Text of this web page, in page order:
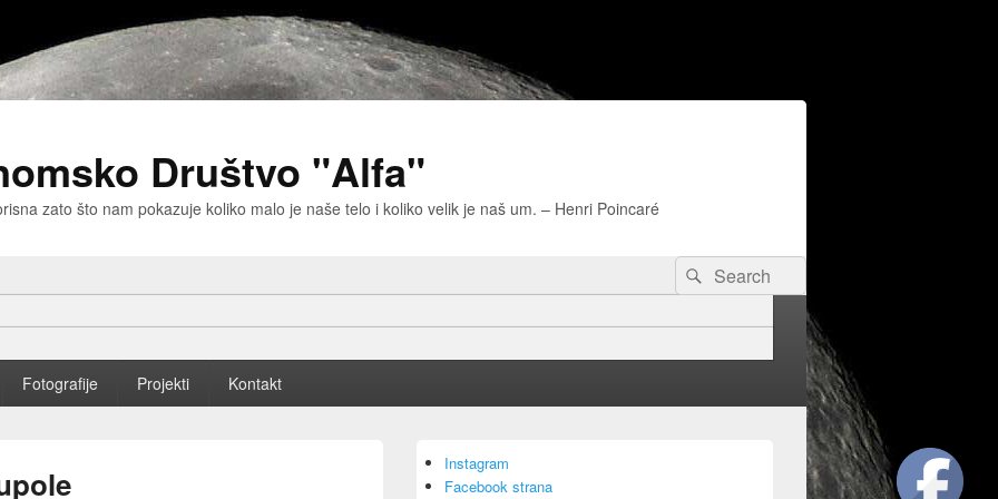
Društvo "Alfa"
zato što nam pokazuje koliko malo je naše telo i koliko velik je naš um. – Henri Poincaré
Search
for:
Search
Fotografije Projekti Kontakt
Sidebar
Widget
Instagram
Facebook strana